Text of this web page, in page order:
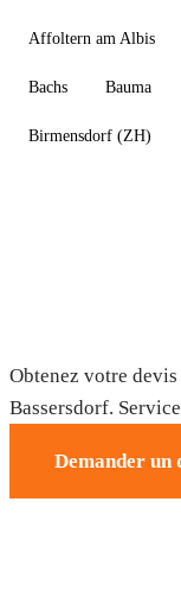
Affoltern am Albis
Bachs Bauma
Birmensdorf (ZH)
Obtenez votre
Bassersdorf.
Demander un